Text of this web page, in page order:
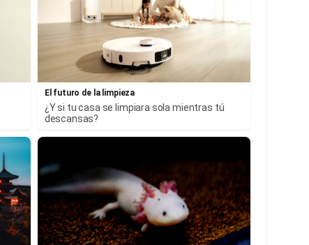
El futuro de la limpieza
¿Y si tu casa se limpiara sola mientras tú
descansas?